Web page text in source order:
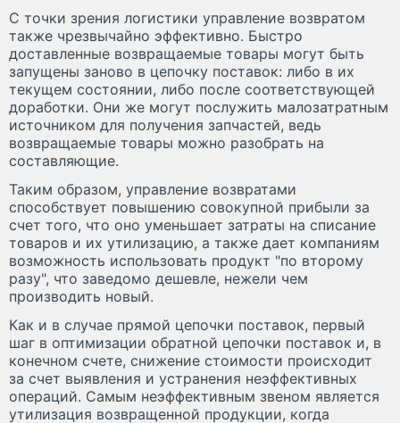
С точки зрения логистики управление возвратом
также чрезвычайно эффективно. Быстро
доставленные возвращаемые товары могут быть
запущены заново в цепочку поставок: либо в их
текущем состоянии, либо после соответствующей
доработки. Они же могут послужить малозатратным
источником для получения запчастей, ведь
возвращаемые товары можно разобрать на
составляющие.
Таким образом, управление возвратами
способствует повышению совокупной прибыли за
счет того, что оно уменьшает затраты на списание
товаров и их утилизацию, а также дает компаниям
возможность использовать продукт "по второму
разу", что заведомо дешевле, нежели чем
производить новый.
Как и в случае прямой цепочки поставок, первый
шаг в оптимизации обратной цепочки поставок и, в
конечном счете, снижение стоимости происходит
за счет выявления и устранения неэффективных
операций. Самым неэффективным звеном является
утилизация возвращенной продукции, когда